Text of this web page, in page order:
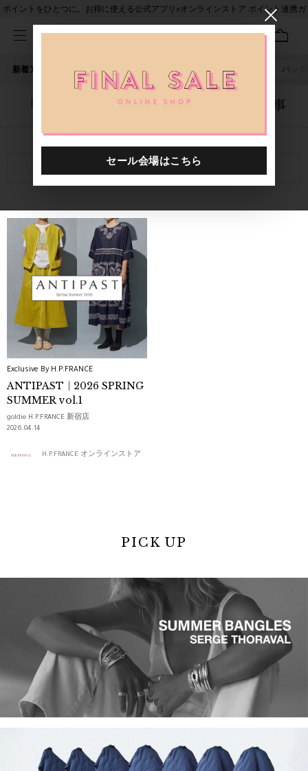
ポイントをひとつに。お得に使える公式アプリ×オンラインストア ポイント連携ガ
新着アイテム 人気ワード セール 40th限定 バッグ
「4051401.2611015.0065」に関する記事
関連キーワード
Exclusive By H.P.FRANCE
ANTIPAST｜2026 SPRING
SUMMER vol.1
goldie H.P.FRANCE 新宿店
2026.04.14
H.P.FRANCE オンラインストア
PICK UP